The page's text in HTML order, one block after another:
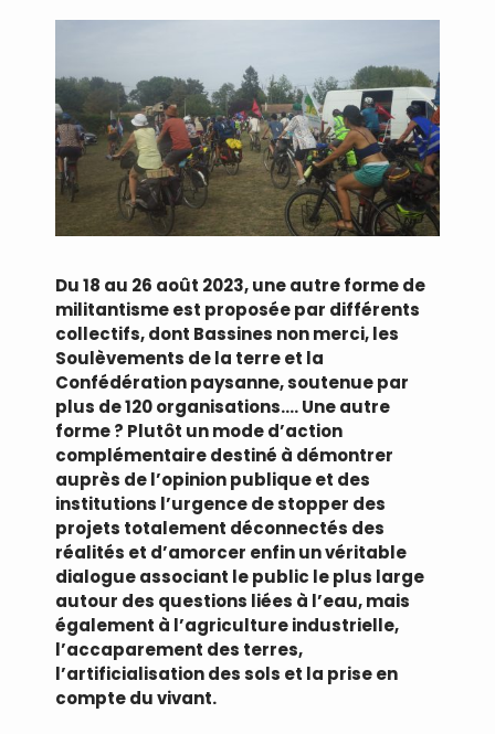
Du 18 au 26 août 2023, une autre forme de
militantisme est proposée par différents
collectifs, dont Bassines non merci, les
Soulèvements de la terre et la
Confédération paysanne, soutenue par
plus de 120 organisations…. Une autre
forme ? Plutôt un mode d’action
complémentaire destiné à démontrer
auprès de l’opinion publique et des
institutions l’urgence de stopper des
projets totalement déconnectés des
réalités et d’amorcer enfin un véritable
dialogue associant le public le plus large
autour des questions liées à l’eau, mais
également à l’agriculture industrielle,
l’accaparement des terres,
l’artificialisation des sols et la prise en
compte du vivant.